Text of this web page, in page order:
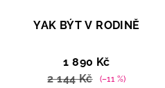
YAK BÝT V RODINĚ
1 890 Kč
2 144 Kč
(–11 %)